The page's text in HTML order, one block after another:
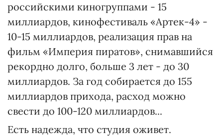
российскими киногруппами - 15
миллиардов, кинофестиваль «Артек-4» -
10-15 миллиардов, реализация прав на
фильм «Империя пиратов», снимавшийся
рекордно долго, больше 3 лет - до 30
миллиардов. За год собирается до 155
миллиардов прихода, расход можно
свести до 100-120 миллиардов...
Есть надежда, что студия оживет.